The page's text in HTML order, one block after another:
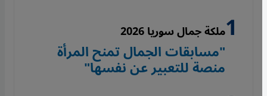
ملكة جمال سوريا 2026
"مسابقات الجمال تمنح المرأة
منصة للتعبير عن نفسها"